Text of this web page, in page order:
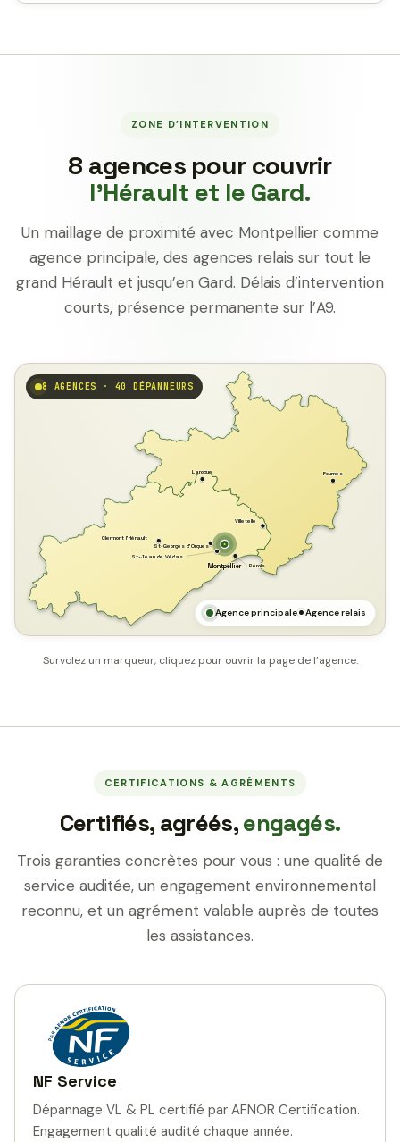
ZONE D’INTERVENTION
8 agences pour couvrir
l’Hérault et le Gard.
Un maillage de proximité avec Montpellier comme
agence principale, des agences relais sur tout le
grand Hérault et jusqu’en Gard. Délais d’intervention
courts, présence permanente sur l’A9.
Montpellier Pérols
Laroque Fournès
Villetelle
St-Georges d'Orques
Clermont l'Hérault
St-Jean de Védas
8 AGENCES · 40 DÉPANNEURS
Agence principale Agence relais
Survolez un marqueur, cliquez pour ouvrir la page de l’agence.
CERTIFICATIONS & AGRÉMENTS
Certifiés, agréés,engagés.
Trois garanties concrètes pour vous : une qualité de
service auditée, un engagement environnemental
reconnu, et un agrément valable auprès de toutes
les assistances.
NF Service
Dépannage VL & PL certifié par AFNOR Certification.
Engagement qualité audité chaque année.